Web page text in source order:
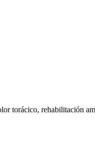
torácico, rehabilitación